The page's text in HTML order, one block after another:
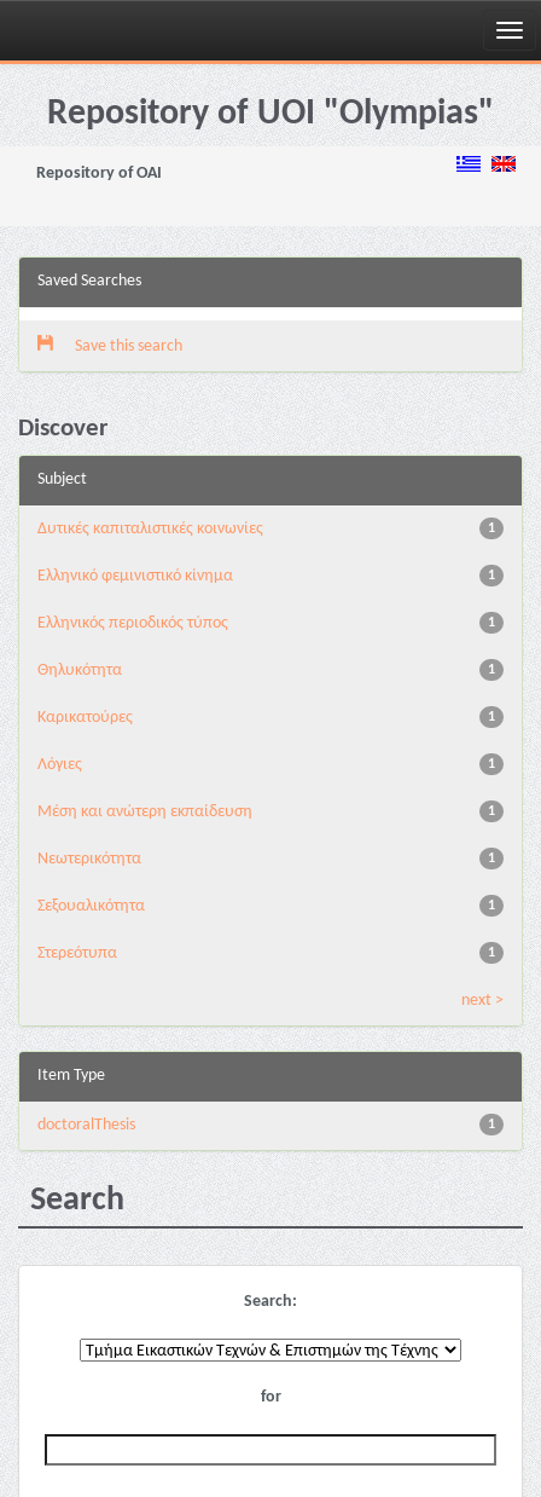
Skip
navigationRepository of UOI "Olympias"
Repository of OAI
Saved Searches
Save this search
Discover
Subject
1
Δυτικές καπιταλιστικές κοινωνίες
1
Ελληνικό φεμινιστικό κίνημα
1
Ελληνικός περιοδικός τύπος
1
Θηλυκότητα
1
Καρικατούρες
1
Λόγιες
1
Μέση και ανώτερη εκπαίδευση
1
Νεωτερικότητα
1
Σεξουαλικότητα
1
Στερεότυπα
next >
Item Type
1
doctoralThesis
Search
Search:
for